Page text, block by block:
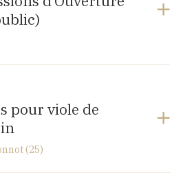
National Supérieur Musique
LYON
pour viole de
(25)